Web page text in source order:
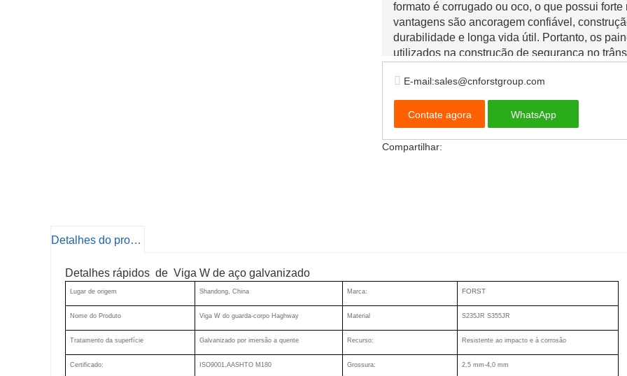
formato é corrugado ou oco, o que possui
vantagens são ancoragem confiável,
durabilidade e longa vida útil. Portanto, os
utilizados na construção de segurança no
E-mail:sales@cnforstgroup.com
Contate agora WhatsApp
Compartilhar:
Detalhes do produto
Detalhes rápidos de Viga W de aço galvanizado
Lugar de origem Shandong, China Marca: FORST
Nome do Produto Viga W do guarda-corpo Haghway Material S235JR S355JR
Tratamento da superfície Galvanizado por imersão a quente Recurso: Resistente ao impacto e à corrosão
Certificado: ISO9001,AASHTO M180 Grossura: 2,5 mm-4,0 mm